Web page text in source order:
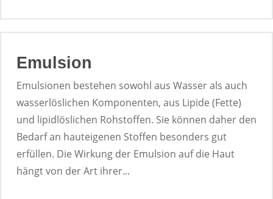
Emulsion
Emulsionen bestehen sowohl aus Wasser als auch
wasserlöslichen Komponenten, aus Lipide (Fette)
und lipidlöslichen Rohstoffen. Sie können daher den
Bedarf an hauteigenen Stoffen besonders gut
erfüllen. Die Wirkung der Emulsion auf die Haut
hängt von der Art ihrer...